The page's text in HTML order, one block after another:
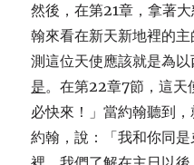
然後，在第21章，拿著
翰來看在新天新地裡的
測這位天使應該就是為
是。在第22章7節，這天
必快來！」當約翰聽到
約翰，說：「我和你同